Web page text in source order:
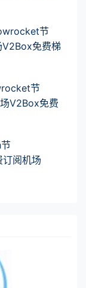
节
V2Box免费梯
节
V2Box免费
阅机场